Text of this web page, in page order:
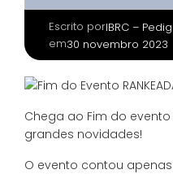
Escrito porIBRC –
em30 novembro 2023
Chega ao Fim do evento
grandes novidades!
O evento contou